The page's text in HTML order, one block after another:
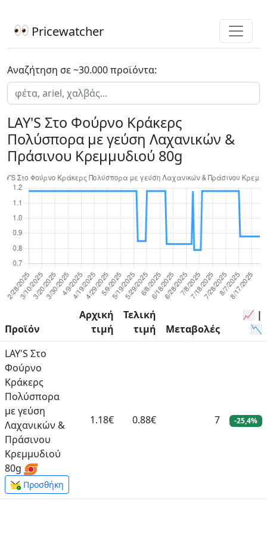
Pricewatcher
Αναζήτηση σε ~30.000 προϊόντα:
LAY'S Στο Φούρνο Κράκερς
Πολύσπορα με γεύση Λαχανικών &
Πράσινου Κρεμμυδιού 80g
Προϊόν
Αρχική
τιμή
Τελική
τιμή
Μεταβολές
📈 |
📉
LAY'S Στο
Φούρνο
Κράκερς
Πολύσπορα
με γεύση
Λαχανικών &
Πράσινου
Κρεμμυδιού
80g
Προσθήκη
1.18€ 0.88€ 7 -25,4%